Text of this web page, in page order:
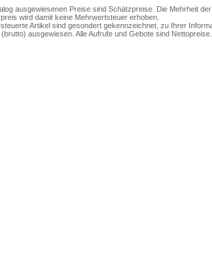
ausgewiesenen Preise sind Schätzpreise. Die Mehrheit
wird damit keine Mehrwertsteuer erhoben.
Artikel sind gesondert gekennzeichnet, zu Ihrer
ausgewiesen. Alle Aufrufe und Gebote sind Nettopreise.